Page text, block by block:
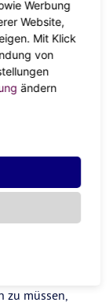
Zeit. Aber
Zeiten. Ob
You do
Journalist zu
Kinder zwar
nicht
zu müssen,
Werbung
Website,
Mit Klick
von
ändern